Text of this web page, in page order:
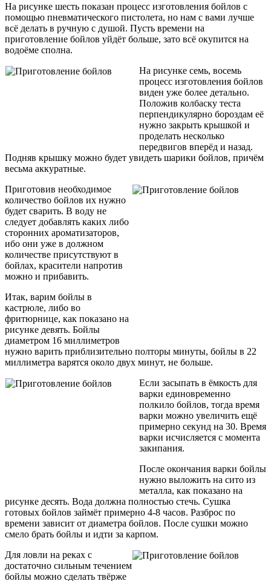
На рисунке шесть показан процесс изготовления бойлов с
помощью пневматического пистолета, но нам с вами лучше
всё делать в ручную с душой. Пусть времени на
приготовление бойлов уйдёт больше, зато всё окупится на
водоёме сполна.
На рисунке семь, восемь
процесс изготовления бойлов
виден уже более детально.
Положив колбаску теста
перпендикулярно бороздам её
нужно закрыть крышкой и
проделать несколько
передвигов вперёд и назад.
Подняв крышку можно будет увидеть шарики бойлов, причём
весьма аккуратные.
Приготовив необходимое
количество бойлов их нужно
будет сварить. В воду не
следует добавлять каких либо
сторонних ароматизаторов,
ибо они уже в должном
количестве присутствуют в
бойлах, красители напротив
можно и прибавить.
Итак, варим бойлы в
кастрюле, либо во
фритюрнице, как показано на
рисунке девять. Бойлы
диаметром 16 миллиметров
нужно варить приблизительно полторы минуты, бойлы в 22
миллиметра варятся около двух минут, не больше.
Если засыпать в ёмкость для
варки единовременно
полкило бойлов, тогда время
варки можно увеличить ещё
примерно секунд на 30. Время
варки исчисляется с момента
закипания.
После окончания варки бойлы
нужно выложить на сито из
металла, как показано на
рисунке десять. Вода должна полностью стечь. Сушка
готовых бойлов займёт примерно 4-8 часов. Разброс по
времени зависит от диаметра бойлов. После сушки можно
смело брать бойлы и идти за карпом.
Для ловли на реках с
достаточно сильным течением
бойлы можно сделать твёрже